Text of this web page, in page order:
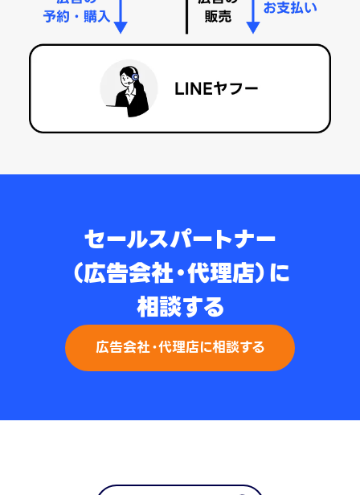
セールスパートナー
（広告会社・代理店）に
相談する
広告会社・代理店に相談する